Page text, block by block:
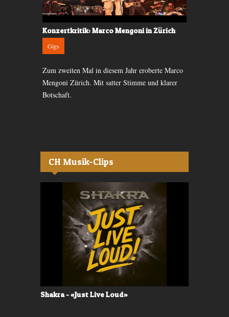
Konzertkritik: Marco Mengoni in Zürich
Gigs
Zum zweiten Mal in diesem Jahr eroberte Marco
Mengoni Zürich. Mit satter Stimme und klarer
Botschaft.
CH Musik-Clips
Shakra - «Just Live Loud»